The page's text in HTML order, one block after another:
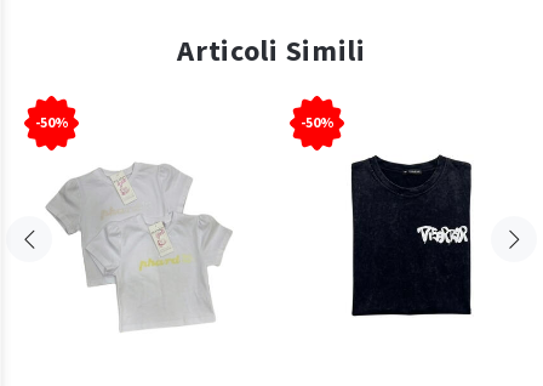
Articoli Simili
-50% -50%